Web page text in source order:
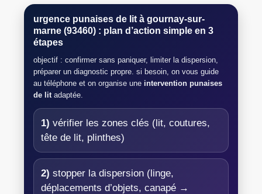
urgence punaises de lit à gournay-sur-
marne (93460) : plan d’action simple en 3
étapes
objectif : confirmer sans paniquer, limiter la dispersion,
préparer un diagnostic propre. si besoin, on vous guide
au téléphone et on organise une intervention punaises
de litadaptée.
1) vérifier les zones clés (lit, coutures,
tête de lit, plinthes)
2) stopper la dispersion (linge,
déplacements d’objets, canapé →